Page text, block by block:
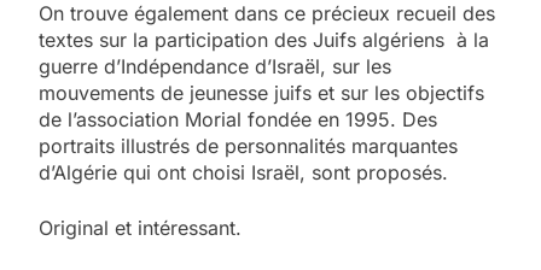
On trouve également dans ce précieux recueil des
textes sur la participation des Juifs algériens à la
guerre d’Indépendance d’Israël, sur les
mouvements de jeunesse juifs et sur les objectifs
de l’association Morial fondée en 1995. Des
portraits illustrés de personnalités marquantes
d’Algérie qui ont choisi Israël, sont proposés.
Original et intéressant.